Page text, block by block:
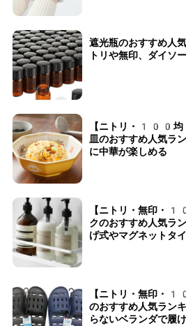
遮光瓶のおすすめ
トリや無印、ダイソ
【ニトリ・100均
皿のおすすめ人気
に中華が楽しめる
【ニトリ・無印・
クのおすすめ人気
げ式やマグネットタ
【ニトリ・無印・
のおすすめ人気ラ
らないベランダで履